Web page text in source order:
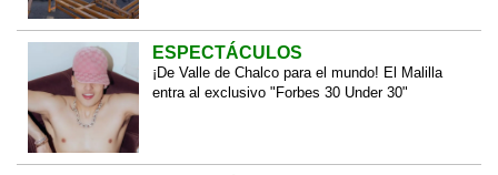
ESPECTÁCULOS
¡De Valle de Chalco para el mundo! El Malilla
entra al exclusivo "Forbes 30 Under 30"